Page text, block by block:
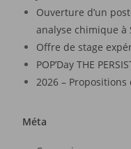
Ouverture d’un
analyse chimique à
Offre de stage
POP’Day THE
2026 –
Méta